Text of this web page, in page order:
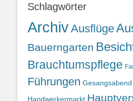
Schlagwörter
ArchivAusflüge
Bauerngarten
Brauchtumspflege
Führungen Gesangsabend
Handwerkermarkt